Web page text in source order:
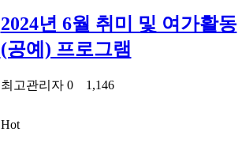
2024년 6월 취미 및 여가활동
(공예) 프로그램
최고관리자 0 1,146
Hot